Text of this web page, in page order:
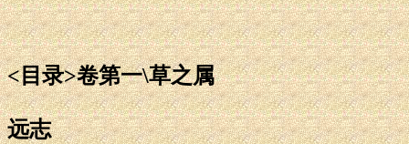
<目录>卷第一\草之属
远志